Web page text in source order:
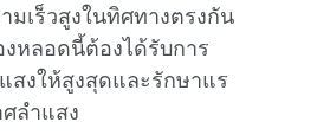
เร็วสูงในทิศทางตรงกัน
หลอดนี้ต้องได้รับการ
สงให้สูงสุดและรักษาแร
ลําแสง